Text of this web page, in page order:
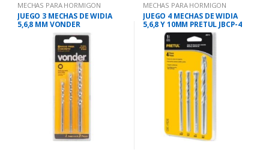
MECHAS PARA HORMIGON
JUEGO 3 MECHAS DE WIDIA
5,6,8 MM VONDER
MECHAS PARA HORMIGON
JUEGO 4 MECHAS DE WIDIA
5,6,8 Y 10MM PRETUL JBCP-4